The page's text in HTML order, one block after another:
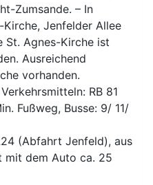
Zumsande. – In
Jenfelder Allee
St. Agnes-Kirche ist
Ausreichend
vorhanden.
RB 81
Fußweg, Busse: 9/ 11/
(Abfahrt Jenfeld), aus
mit dem Auto ca. 25